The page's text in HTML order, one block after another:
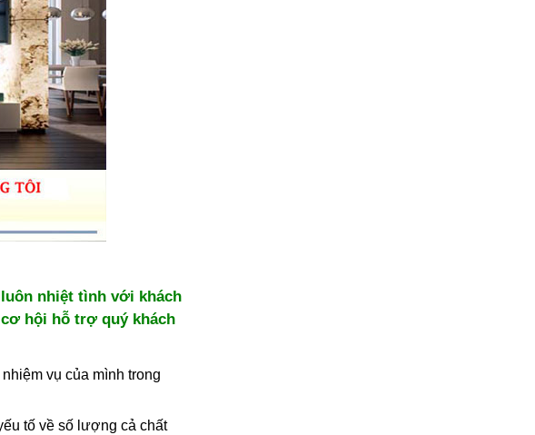
nhiệt tình với khách
cơ hội hỗ trợ quý khách
vụ của mình trong
tố về số lượng cả chất